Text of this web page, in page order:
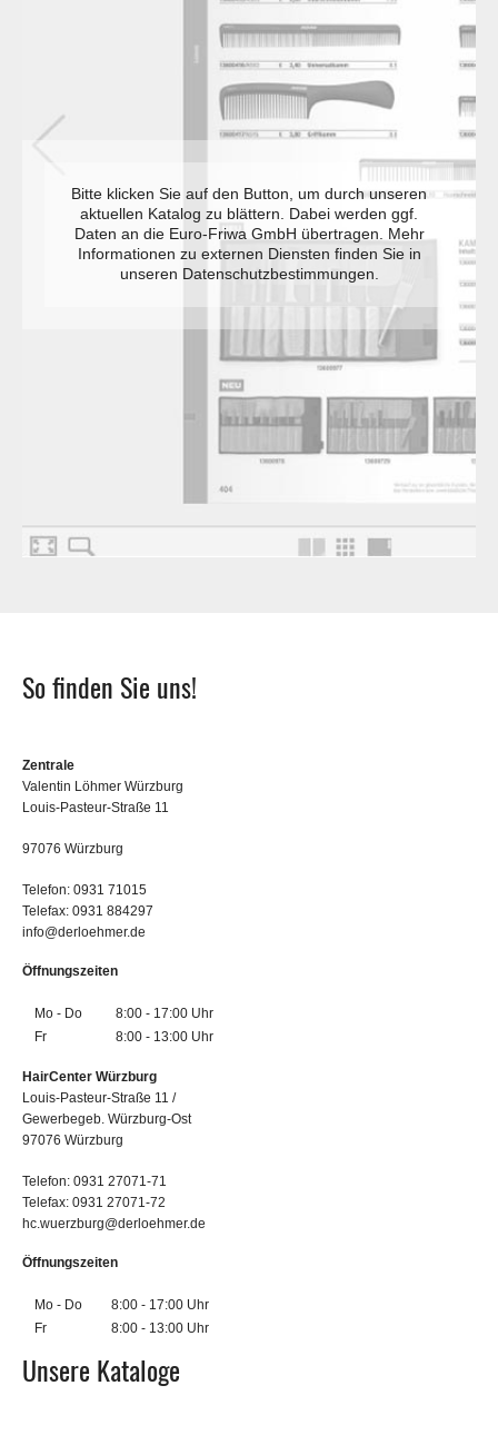
Bitte klicken Sie auf den Button, um durch unseren
aktuellen Katalog zu blättern. Dabei werden ggf.
Daten an die Euro-Friwa GmbH übertragen. Mehr
Informationen zu externen Diensten finden Sie in
unseren Datenschutzbestimmungen.
So finden Sie uns!
Zentrale
Valentin Löhmer Würzburg
Louis-Pasteur-Straße 11
97076 Würzburg
Telefon: 0931 71015
Telefax: 0931 884297
info@derloehmer.de
Öffnungszeiten
Mo - Do
8:00 - 17:00 Uhr
Fr
8:00 - 13:00 Uhr
HairCenter Würzburg
Louis-Pasteur-Straße 11 /
Gewerbegeb. Würzburg-Ost
97076 Würzburg
Telefon: 0931 27071-71
Telefax: 0931 27071-72
hc.wuerzburg@derloehmer.de
Öffnungszeiten
Mo - Do
8:00 - 17:00 Uhr
Fr
8:00 - 13:00 Uhr
Unsere Kataloge